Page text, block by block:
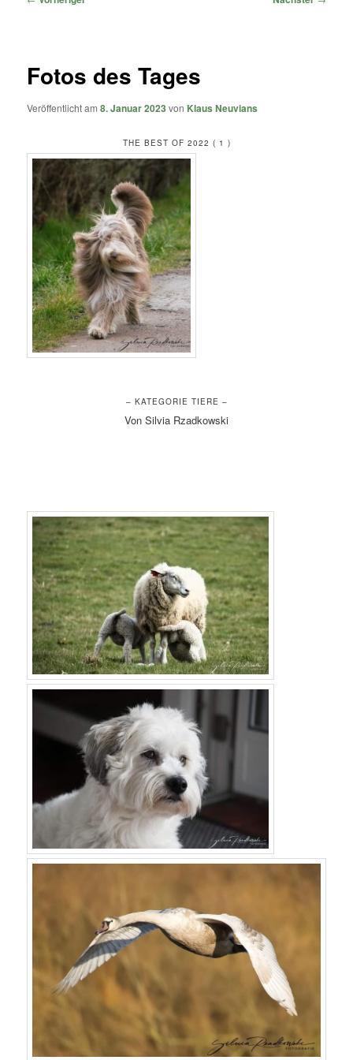
Fotos des Tages
Veröffentlicht am8. Januar 2023 von Klaus Neuvians
THE BEST OF 2022 ( 1 )
– KATEGORIE TIERE –
Von Silvia Rzadkowski